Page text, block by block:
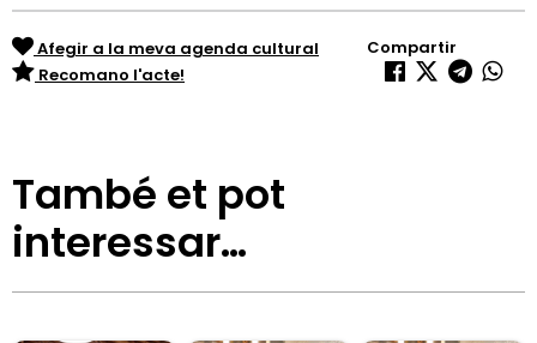
Afegir a la meva agenda cultural
Recomano l'acte!
Compartir
També et pot
interessar…